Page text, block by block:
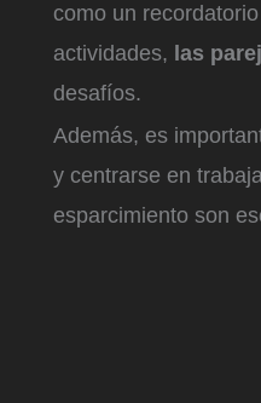
como un
actividades, las
desafíos.
Además, es
y centrarse en
esparcimiento son